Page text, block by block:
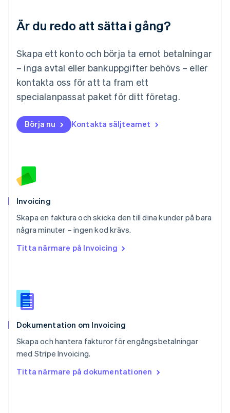
Är du redo att sätta i gång?
Skapa ett konto och börja ta emot betalningar
– inga avtal eller bankuppgifter behövs – eller
kontakta oss för att ta fram ett
specialanpassat paket för ditt företag.
Börja nu Kontakta säljteamet
Invoicing
Skapa en faktura och skicka den till dina kunder på bara
några minuter – ingen kod krävs.
Titta närmare på Invoicing
Dokumentation om Invoicing
Skapa och hantera fakturor för engångsbetalningar
med Stripe Invoicing.
Titta närmare på dokumentationen
English简体中文
Malta
Mexiko
English
Nederländerna
NederlandsEnglish
Norge
Nya Zeeland
English
Polen
Português
Rumänien
Schweiz
Deutsch
Singapore
English 简体中文
English
Español
Storbritannien
Sverige
Thailand
ไทยEnglish
English